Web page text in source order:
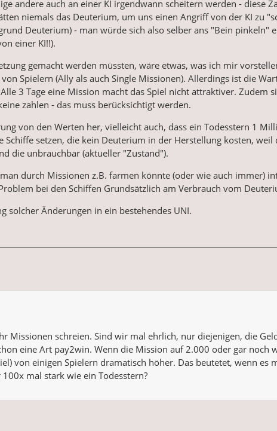
andere auch an einer KI irgendwann scheitern werden - diese
niemals das Deuterium, um uns einen Angriff von der KI zu
Deuterium) - man würde sich also selber ans "Bein pinkeln"
einer KI!!).
gemacht werden müssten, wäre etwas, was ich mir
Spielern (Ally als auch Single Missionen). Allerdings ist die
3 Tage eine Mission macht das Spiel nicht attraktiver. Zudem
zahlen - das muss berücksichtigt werden.
von den Werten her, vielleicht auch, dass ein Todesstern 1
setzen, die kein Deuterium in der Herstellung kosten, weil
die unbrauchbar (aktueller "Zustand").
durch Missionen z.B. farmen könnte (oder wie auch immer)
bei den Schiffen Grundsätzlich am Verbrauch vom
solcher Änderungen in ein bestehendes UNI.
Missionen schreien. Sind wir mal ehrlich, nur diejenigen, die
eine Art pay2win. Wenn die Mission auf 2.000 oder gar noch
von einigen Spielern dramatisch höher. Das beutetet, wenn es
mal stark wie ein Todesstern?